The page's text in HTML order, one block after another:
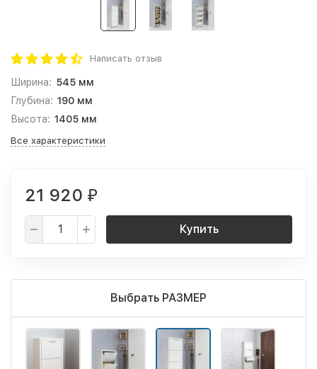
Написать отзыв
Ширина: 545 мм
Глубина: 190 мм
Высота: 1405 мм
Все характеристики
21 920 ₽
Купить
Выбрать РАЗМЕР